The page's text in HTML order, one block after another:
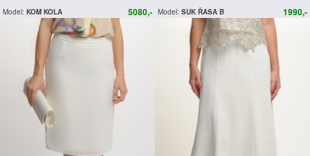
Model: KOM KOLA 5080,- Model: SUK ŘASA B 1990,-